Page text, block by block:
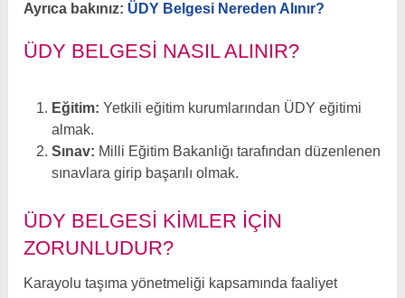
Ayrıca bakınız: ÜDY Belgesi Nereden Alınır?
ÜDY BELGESI NASIL ALINIR?
Eğitim: Yetkili eğitim kurumlarından ÜDY eğitimi
almak.
Sınav: Milli Eğitim Bakanlığı tarafından düzenlenen
sınavlara girip başarılı olmak.
ÜDY BELGESI KIMLER İÇIN
ZORUNLUDUR?
Karayolu taşıma yönetmeliği kapsamında faaliyet